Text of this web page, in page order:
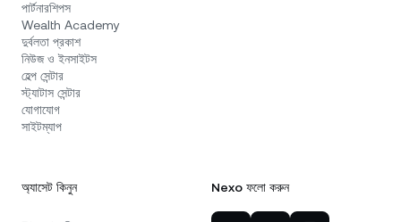
পার্টনারশিপস
Wealth Academy
দুর্বলতা প্রকাশ
নিউজ ও ইনসাইটস
হেল্প সেন্টার
স্ট্যাটাস সেন্টার
যোগাযোগ
সাইটম্যাপ
অ্যাসেট কিনুন Nexo ফলো করুন